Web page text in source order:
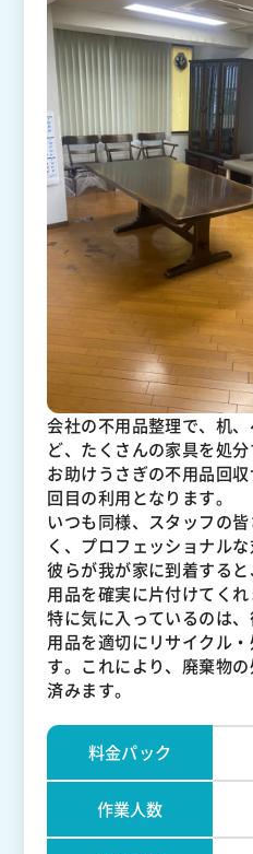
会社の不用品整理で、机
ど、たくさんの家具を処
お助けうさぎの不用品回
回目の利用となります。
いつも同様、スタッフの
く、プロフェッショナル
彼らが我が家に到着する
用品を確実に片付けてくれ
特に気に入っているのは
用品を適切にリサイクル
す。これにより、廃棄物
済みます。
料金パック
作業人数